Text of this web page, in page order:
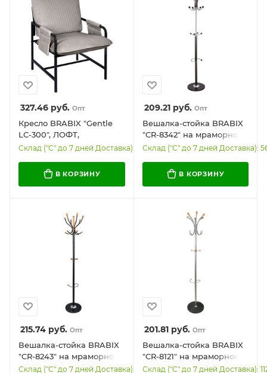
327.46 руб. Опт
Кресло BRABIX "Gentle
LC-300", ЛОФТ,
пружинный блок, ткань
Склад ("С" до 7 дней Доставка): 138
В КОРЗИНУ
209.21руб. Опт
Вешалка-стойка BRABIX
"CR-8342" на мраморном
диске, металл, 5+4
606439
Склад ("С" до 7 дней Доставка):
В КОРЗИНУ
215.74 руб. Опт
Вешалка-стойка BRABIX
"CR-8243" на мраморном
диске, металл, 6+3
Склад ("С" до 7 дней Доставка): 266
201.81руб. Опт
Вешалка-стойка BRABIX
"CR-8121" на мраморном
диске, металл, 6+4
Склад ("С" до 7 дней Доставка):